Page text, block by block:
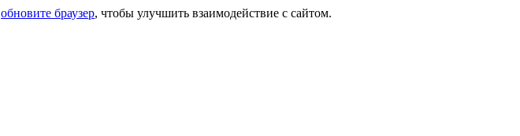
обновите браузер, чтобы улучшить взаимодействие с сайтом.